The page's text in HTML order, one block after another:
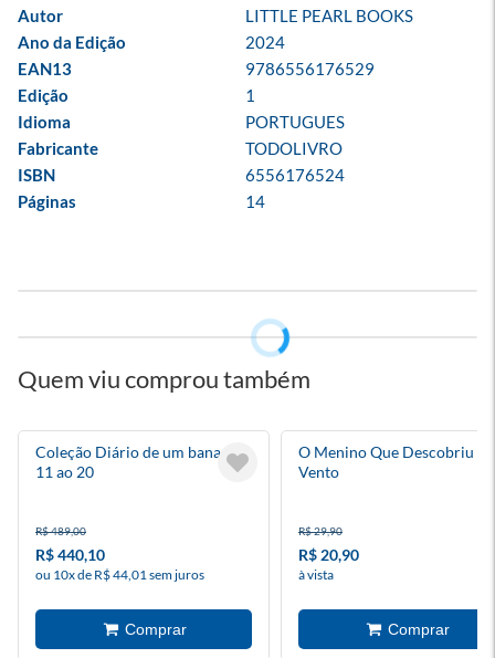
Autor
LITTLE PEARL BOOKS
Ano da Edição
2024
EAN13
9786556176529
Edição
1
Idioma
PORTUGUES
Fabricante
TODOLIVRO
ISBN
6556176524
Páginas
14
Quem viu comprou também
Coleção Diário de um banana
11 ao 20
R$ 489,00
R$ 440,10
ou 10x de R$ 44,01 sem juros
O Menino Que Descobriu O
Vento
R$ 29,90
R$ 20,90
à vista